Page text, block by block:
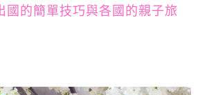
國的簡單技巧與各國的親子旅